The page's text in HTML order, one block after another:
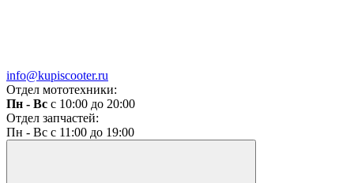
info@kupiscooter.ru
Отдел мототехники:
Пн - Вс с 10:00 до 20:00
Отдел запчастей:
Пн - Вс с 11:00 до 19:00